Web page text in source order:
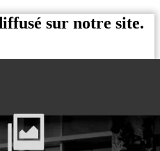
sur notre site.